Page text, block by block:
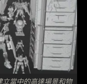
立當中的高達場景和物